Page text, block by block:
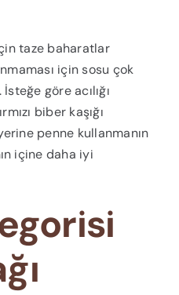
taze baharatlar
için sosu çok
göre acılığı
biber kaşığı
penne kullanmanın
içine daha iyi